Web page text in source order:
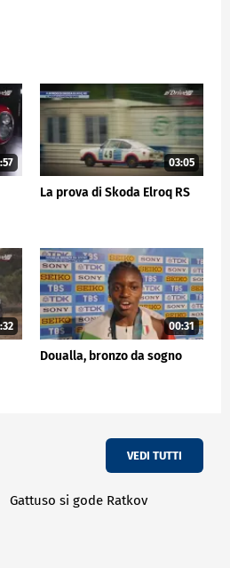
03:05
La prova di Skoda Elroq RS
00:31
Doualla, bronzo da sogno
VEDI TUTTI
Gattuso si gode Ratkov